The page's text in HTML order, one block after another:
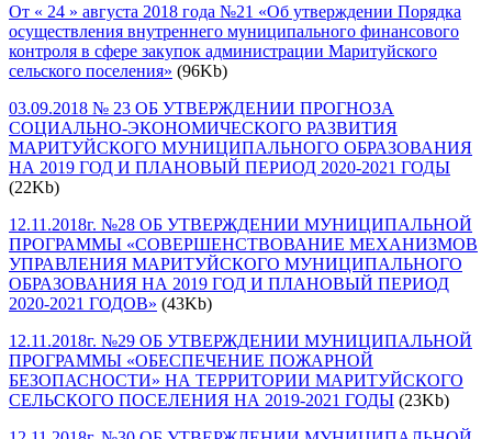
От « 24 » августа 2018 года №21 «Об утверждении Порядка
осуществления внутреннего муниципального финансового
контроля в сфере закупок администрации Маритуйского
сельского поселения» (96Kb)
03.09.2018 № 23 ОБ УТВЕРЖДЕНИИ ПРОГНОЗА
СОЦИАЛЬНО-ЭКОНОМИЧЕСКОГО РАЗВИТИЯ
МАРИТУЙСКОГО МУНИЦИПАЛЬНОГО ОБРАЗОВАНИЯ
НА 2019 ГОД И ПЛАНОВЫЙ ПЕРИОД 2020-2021 ГОДЫ
(22Kb)
12.11.2018г. №28 ОБ УТВЕРЖДЕНИИ МУНИЦИПАЛЬНОЙ
ПРОГРАММЫ «СОВЕРШЕНСТВОВАНИЕ МЕХАНИЗМОВ
УПРАВЛЕНИЯ МАРИТУЙСКОГО МУНИЦИПАЛЬНОГО
ОБРАЗОВАНИЯ НА 2019 ГОД И ПЛАНОВЫЙ ПЕРИОД
2020-2021 ГОДОВ» (43Kb)
12.11.2018г. №29 ОБ УТВЕРЖДЕНИИ МУНИЦИПАЛЬНОЙ
ПРОГРАММЫ «ОБЕСПЕЧЕНИЕ ПОЖАРНОЙ
БЕЗОПАСНОСТИ» НА ТЕРРИТОРИИ МАРИТУЙСКОГО
СЕЛЬСКОГО ПОСЕЛЕНИЯ НА 2019-2021 ГОДЫ (23Kb)